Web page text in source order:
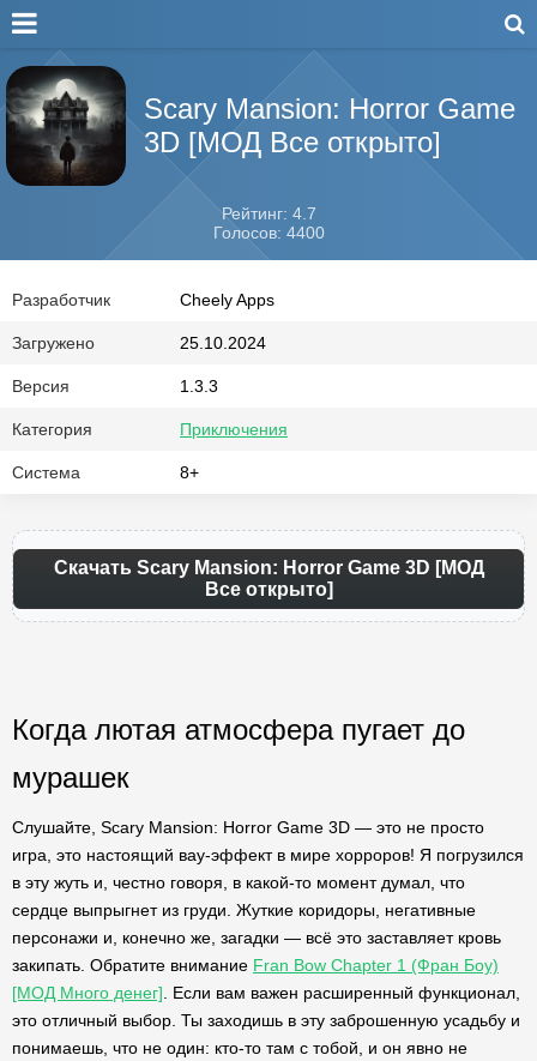
Scary Mansion: Horror Game
3D [МОД Все открыто]
Рейтинг: 4.7
Голосов: 4400
Разработчик Cheely Apps
Загружено 25.10.2024
Версия 1.3.3
Категория Приключения
Система 8+
Скачать Scary Mansion: Horror Game 3D [МОД
Все открыто]
Когда лютая атмосфера пугает до
мурашек
Слушайте, Scary Mansion: Horror Game 3D — это не просто
игра, это настоящий вау-эффект в мире хорроров! Я погрузился
в эту жуть и, честно говоря, в какой-то момент думал, что
сердце выпрыгнет из груди. Жуткие коридоры, негативные
персонажи и, конечно же, загадки — всё это заставляет кровь
закипать. Обратите внимание Fran Bow Chapter 1 (Фран Боу)
[МОД Много денег] . Если вам важен расширенный функционал,
это отличный выбор. Ты заходишь в эту заброшенную усадьбу и
понимаешь, что не один: кто-то там с тобой, и он явно не